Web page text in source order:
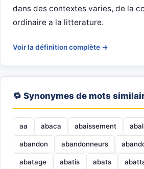
dans des contextes varies, de la
ordinaire a la litterature.
Voir la définition complète →
🔁 Synonymes de mots
aa abaca abaissement
abandon abandonneurs
abatage abatis abats